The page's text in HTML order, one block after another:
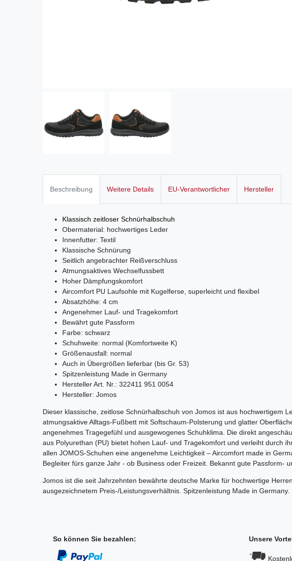
Beschreibung Weitere Details EU-Verantwortlicher Hersteller
Klassisch zeitloser Schnürhalbschuh
Obermaterial: hochwertiges Leder
Innenfutter: Textil
Klassische Schnürung
Seitlich angebrachter Reißverschluss
Atmungsaktives Wechselfussbett
Hoher Dämpfungskomfort
Aircomfort PU Laufsohle mit Kugelferse, superleicht und flexibel
Absatzhöhe: 4 cm
Angenehmer Lauf- und Tragekomfort
Bewährt gute Passform
Farbe: schwarz
Schuhweite: normal (Komfortweite K)
Größenausfall: normal
Auch in Übergrößen lieferbar (bis Gr. 53)
Spitzenleistung Made in Germany
Hersteller Art. Nr.: 322411 951 0054
Hersteller: Jomos
Dieser klassische, zeitlose Schnürhalbschuh von Jomos ist aus hochwertigem
atmungsaktive Alltags-Fußbett mit Softschaum-Polsterung und glatter
angenehmes Tragegefühl und ausgewogenes Schuhklima. Die direkt
aus Polyurethan (PU) bietet hohen Lauf- und Tragekomfort und verleiht durch
allen JOMOS-Schuhen eine angenehme Leichtigkeit – Aircomfort made in
Begleiter fürs ganze Jahr - ob Business oder Freizeit. Bekannt gute Passform-
Jomos ist die seit Jahrzehnten bewährte deutsche Marke für hochwertige
ausgezeichnetem Preis-/Leistungsverhältnis. Spitzenleistung Made in Germany.
So können Sie bezahlen: Unsere